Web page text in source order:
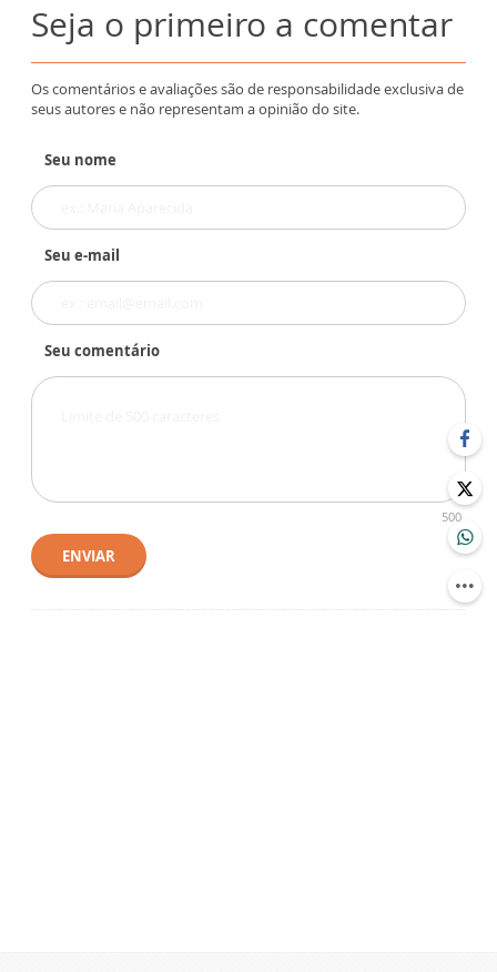
Seja o primeiro a comentar
Os comentários e avaliações são de responsabilidade exclusiva de
seus autores e não representam a opinião do site.
Seu nome
Seu e-mail
Seu comentário
500
ENVIAR